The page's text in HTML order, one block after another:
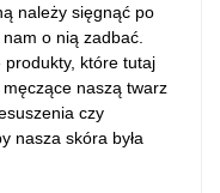
należy sięgnąć po
o nią zadbać.
produkty, które tutaj
naszą twarz
czy
nasza skóra była